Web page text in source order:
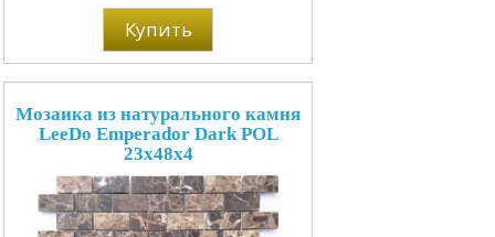
Купить
Мозаика из натурального камня
LeeDo Emperador Dark POL
23x48x4